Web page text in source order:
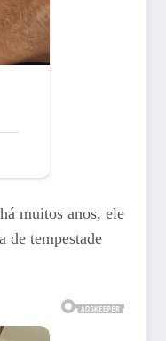
muitos anos, ele
de tempestade